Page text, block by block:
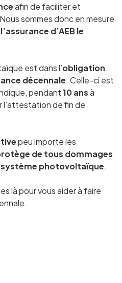
afin de faciliter et
sommes donc en mesure
d’AEB le
est dans l’obligation
décennale. Celle-ci est
pendant10 ansà
l’attestation de fin de
peu importe les
de tous dommages
système photovoltaïque.
là pour vous aider à faire